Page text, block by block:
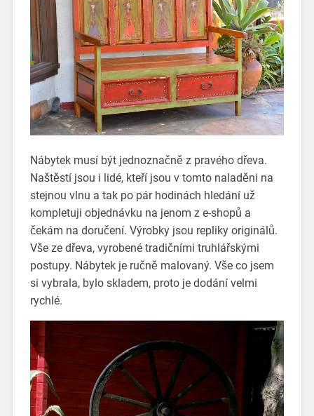
Nábytek musí být jednoznačně z pravého dřeva.
Naštěstí jsou i lidé, kteří jsou v tomto naladěni na
stejnou vlnu a tak po pár hodinách hledání už
kompletuji objednávku na jenom z e-shopů a
čekám na doručení. Výrobky jsou repliky originálů.
Vše ze dřeva, vyrobené tradičními truhlářskými
postupy. Nábytek je ručně malovaný. Vše co jsem
si vybrala, bylo skladem, proto je dodání velmi
rychlé.